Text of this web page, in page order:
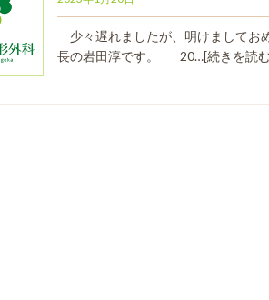
少々遅れましたが、明けまして
長の岩田淳です。 20…[続きを読